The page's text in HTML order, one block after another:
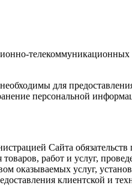
для
персональной
Сайта
работ и услуг,
оказываемых услуг,
клиентской и